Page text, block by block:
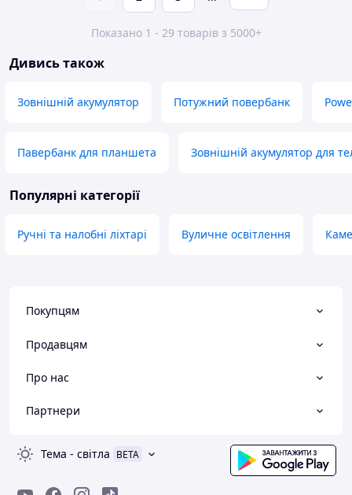
Показано 1 - 29 товарів з 5000+
Дивись також
Зовнішній акумулятор Потужний повербанк
Павербанк для планшета Зовнішній акумулятор для
Популярні категорії
Ручні та налобні ліхтарі Вуличне освітлення
Покупцям
Продавцям
Про нас
Партнери
Тема - світла BETA